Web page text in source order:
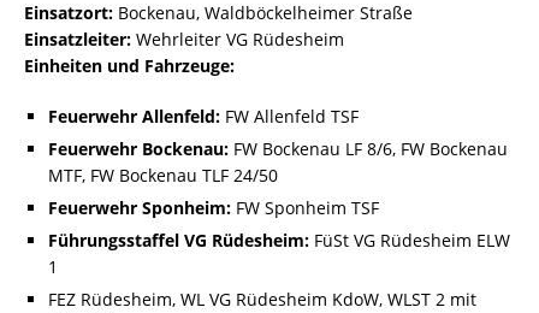
Einsatzort: Bockenau, Waldböckelheimer Straße
Einsatzleiter: Wehrleiter VG Rüdesheim
Einheiten und Fahrzeuge:
Feuerwehr Allenfeld: FW Allenfeld TSF
Feuerwehr Bockenau: FW Bockenau LF 8/6, FW Bockenau
MTF, FW Bockenau TLF 24/50
Feuerwehr Sponheim: FW Sponheim TSF
Führungsstaffel VG Rüdesheim: FüSt VG Rüdesheim ELW
1
FEZ Rüdesheim, WL VG Rüdesheim KdoW, WLST 2 mit